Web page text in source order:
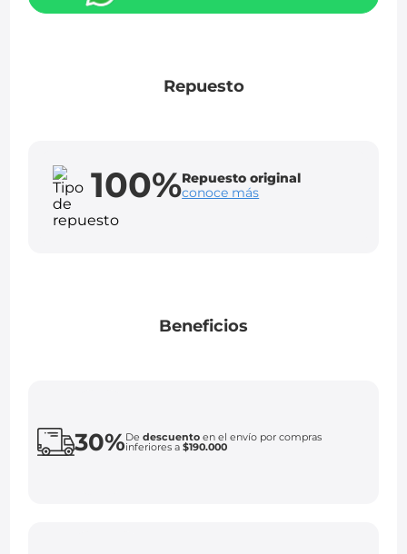
Repuesto
100%Repuesto original
conoce más
Beneficios
30%Dedescuento en el envío por compras
inferiores a$190.000